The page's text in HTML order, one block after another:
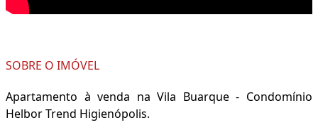
SOBRE O IMÓVEL
Apartamento à venda na Vila Buarque - Condomínio
Helbor Trend Higienópolis.